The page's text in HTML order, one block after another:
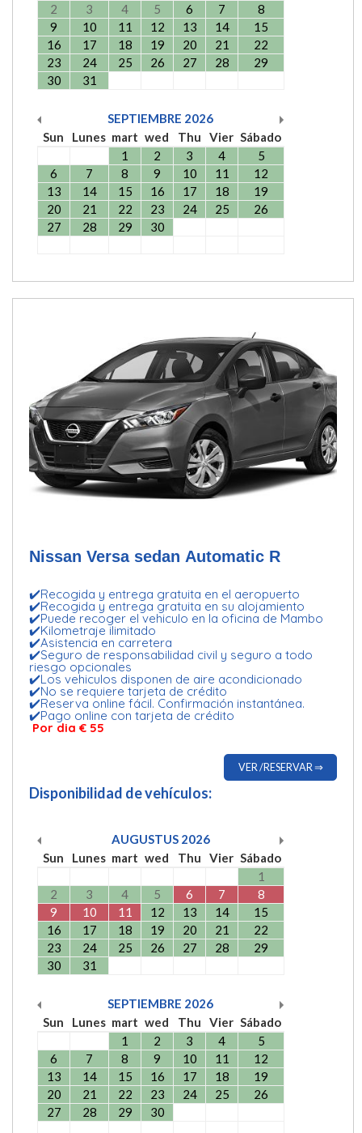
2
3 4 5 6 7
8
9
10 11 12 13 14
15
16
17 18 19 20 21
22
23
24 25 26 27 28
29
30
31
SEPTIEMBRE 2026
Sun
Lunes mart wed Thu Vier Sábado
1
2 3 4
5
6
7 8 9 10 11
12
13
14 15 16 17 18
19
20
21 22 23 24 25
26
27
28 29 30
Nissan Versa sedan Automatic R
✔️Recogida y entrega gratuita en el aeropuerto
✔️Recogida y entrega gratuita en su alojamiento
✔️Puede recoger el vehiculo en la oficina de Mambo
✔️Kilometraje ilimitado
✔️Asistencia en carretera
✔️Seguro de responsabilidad civil y seguro a todo
riesgo opcionales
✔️Los vehiculos disponen de aire acondicionado
✔️No se requiere tarjeta de crédito
✔️Reserva online fácil. Confirmación instantánea.
✔️Pago online con tarjeta de crédito
Por dia € 55
VER /RESERVAR ⇒
Disponibilidad de vehículos:
AUGUSTUS 2026
Sun
Lunes mart wed Thu Vier Sábado
1
2
3 4 5 6 7
8
9
10 11 12 13 14
15
16
17 18 19 20 21
22
23
24 25 26 27 28
29
30
31
SEPTIEMBRE 2026
Sun
Lunes mart wed Thu Vier Sábado
1
2 3 4
5
6
7 8 9 10 11
12
13
14 15 16 17 18
19
20
21 22 23 24 25
26
27
28 29 30